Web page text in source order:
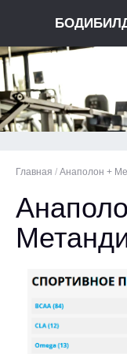
Главная / Анаполон +